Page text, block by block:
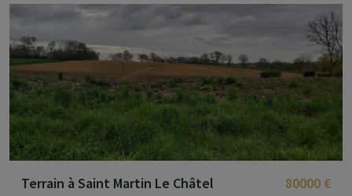
Terrain à Saint Martin Le Châtel 80000 €